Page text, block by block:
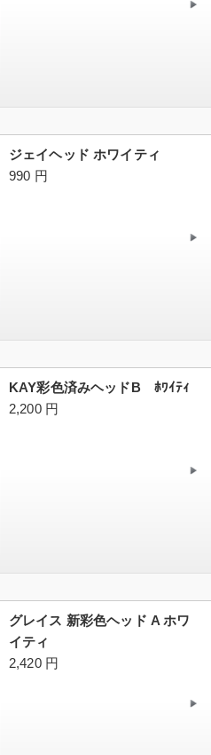
ジェイヘッド ホワイティ
990 円
KAY彩色済みヘッドB ﾎﾜｲﾃｨ
2,200 円
グレイス 新彩色ヘッド A ホワ
イティ
2,420 円